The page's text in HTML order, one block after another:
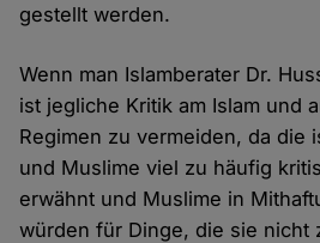
gestellt werden.
Wenn man Islamberater Dr.
ist jegliche Kritik am Islam und
Regimen zu vermeiden, da die
und Muslime viel zu häufig
erwähnt und Muslime in
würden für Dinge, die sie nicht